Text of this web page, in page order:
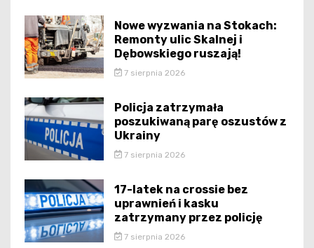
Nowe wyzwania na Stokach:
Remonty ulic Skalnej i
Dębowskiego ruszają!
7 sierpnia 2026
Policja zatrzymała
poszukiwaną parę oszustów z
Ukrainy
7 sierpnia 2026
17-latek na crossie bez
uprawnień i kasku
zatrzymany przez policję
7 sierpnia 2026